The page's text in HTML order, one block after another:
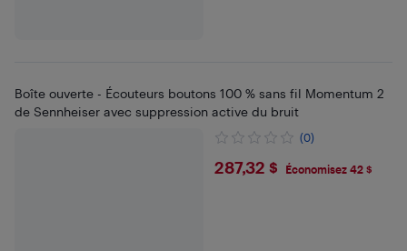
Boîte ouverte - Écouteurs boutons 100 % sans fil Momentum 2
de Sennheiser avec suppression active du bruit
(0)
$287.32
287,32 $ Économisez 42 $